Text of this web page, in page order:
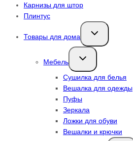
Карнизы для штор
Плинтус
Товары для дома
Переключить
дочернее
Мебель
Переключить
дочернее
Сушилка для белья
Вешалка для одежды
Пуфы
Зеркала
Ложки для обуви
Вешалки и крючки